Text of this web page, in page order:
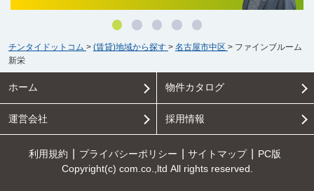
チンタイドットコム > (賃貸)地域から探す > 名古屋市中区 > ファインブルーム
新栄
ホーム 物件カタログ
運営会社 採用情報
利用規約 プライバシーポリシー サイトマップ
PC版
Copyright(c) com.co.,ltd All rights reserved.